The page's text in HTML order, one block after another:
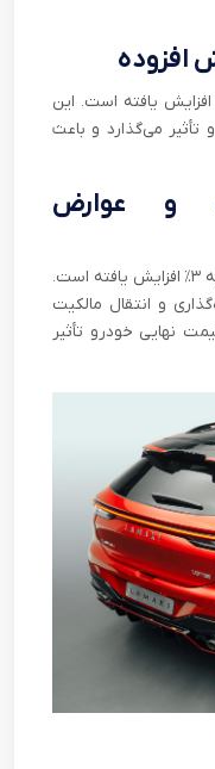
افزوده
بر ارزش افزوده از ۹٪ به ۱۰٪ افزایش یافته است. این
می‌گذارد و باعث
و عوارض
نرخ مالیات و عوارض شماره‌گذاری از ۲٪ به ۳٪ افزایش یافته است.
و انتقال مالکیت
نهایی خودرو تأثیر